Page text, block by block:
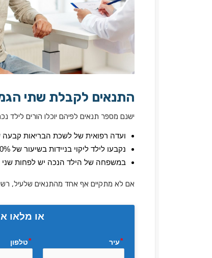
התנאים לקבלת שתי
ישנם מספר תנאים לפיהם יוכלו הורים
ועדה רפואית של לשכת הבריאות קבעה
נקבעו לילד ליקוי בניידות בשיעור של 80% או יותר
במשפחה של הילד הנכה יש לפחות שני
אם לא מתקיים אף אחד מהתנאים שלעיל,
או מלאו
עיר טלפון